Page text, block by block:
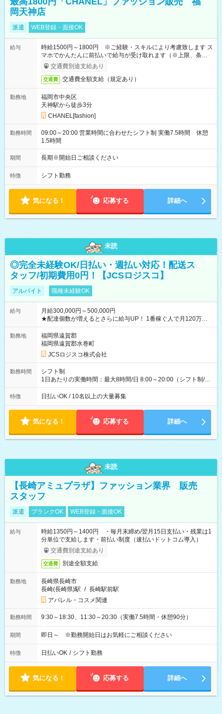
岡天神店
派遣 WEB登録・面接OK
給与
時給1500円～1800円 ※ご経験・スキルにより考慮致します ス
マホでかんたんに前払いで給与が受け取れます（※上限、条件
あり）交通費別途支給あり
交通費 交通費全額支給（規定あり）
勤務地
福岡市中央区
天神駅から徒歩3分
CHANEL[fashion]
勤務時間
09:00～20:00 営業時間に合わせたシフト制 実働7.5時間 休憩
1.5時間
期間 長期※開始日ご相談ください
特徴 シフト勤務
気になる！ 応募する 詳細へ
未読
◎完全未経験OK/日払い・週払い対応！配送ス
タッフ/初期費用0円！【JCSロジスコ】
アルバイト 職種未経験OK
給与
月給300,000円～500,000円
★配達個数が増えるとさらに給与UP！ 1番稼ぐ人で月120万ほ
ど！ ・主要都市エリア 月収55万円／週5日稼働 月収65万~112
万円／週6日稼働 ・地方郊外エリア 月収40万円／週5日稼働 月
収40万円~50万円／週6日稼働 ＜モデルイメージ＞ ■月収50万
円 (27歳男性/江東区在住)※元建築関係 1日150個配達×25日勤務
(日休み) ■月収80万円(43歳男性/墨田区在住)※元営業 1日200個
勤務地
福岡県遠賀郡
福岡県遠賀郡水巻町
JCSロジスコ株式会社
勤務時間
シフト制
1日あたりの実働時間：最大8時間/日 8:00～20:00（シフト制/実
働8時間） ※週5日勤務（場所次第では週4も有り） ※配達状況
によって時間外での勤務可能性有り ※案件により多少の前後あ
特徴 日払いOK / 10名以上の大量募集
気になる！ 応募する 詳細へ
未読
【長崎アミュプラザ】ファッション業界 販売
スタッフ
派遣 ブランクOK WEB登録・面接OK
給与
時給1350円～1400円 ・毎月末締め/翌月15日支払い・残業は1
分単位で支給します・前払い制度（速払いドットコム導入）
交通費別途支給あり
交通費 別途全額支給
勤務地
長崎県長崎市
長崎(長崎県)駅 / 長崎駅前駅
アパレル・コスメ関連
勤務時間 9:30～18:30、11:30～20:30（実働7.5時間・休憩90分）
期間 即日～ ※勤務開始日はお気軽にご相談ください
特徴 日払いOK / シフト勤務
気になる！ 応募する 詳細へ